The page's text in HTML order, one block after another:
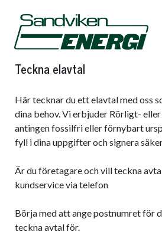
Teckna elavtal
Här tecknar du ett elavtal med oss
dina behov. Vi erbjuder Rörligt-
antingen fossilfri eller förnybart
fyll i dina uppgifter och signera
Är du företagare och vill teckna
kundservice via telefon
Börja med att ange postnumret för
teckna avtal för.